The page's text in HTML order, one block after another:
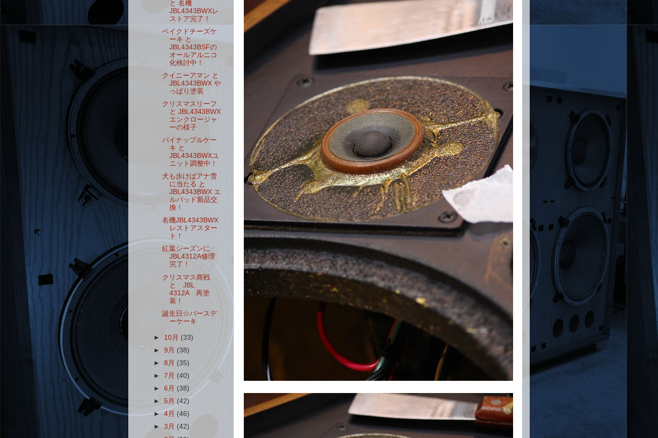
と 名機
JBL4343BWXレ
ストア完了！
ベイクドチーズケ
ーキ と
JBL4343BSFの
オールアルニコ
化検討中！
クイニーアマン と
JBL4343BWX や
っぱり塗装
クリスマスリーフ
と JBL4343BWX
エンクロージャ
ーの様子
パイナップルケー
キ と
JBL4343BWXユ
ニット調整中！
犬も歩けばアナ雪
に当たる と
JBL4343BWX エ
ルパッド新品交
換！
名機JBL4343BWX
レストアスター
ト！
紅葉シーズンに
JBL4312A修理
完了！
クリスマス商戦
と JBL
4312A 再塗
装！
誕生日☆バースデ
ーケーキ
► 10月 (33)
►9月 (38)
►8月 (35)
►7月 (40)
►6月 (38)
►5月 (42)
►4月 (46)
►3月 (42)